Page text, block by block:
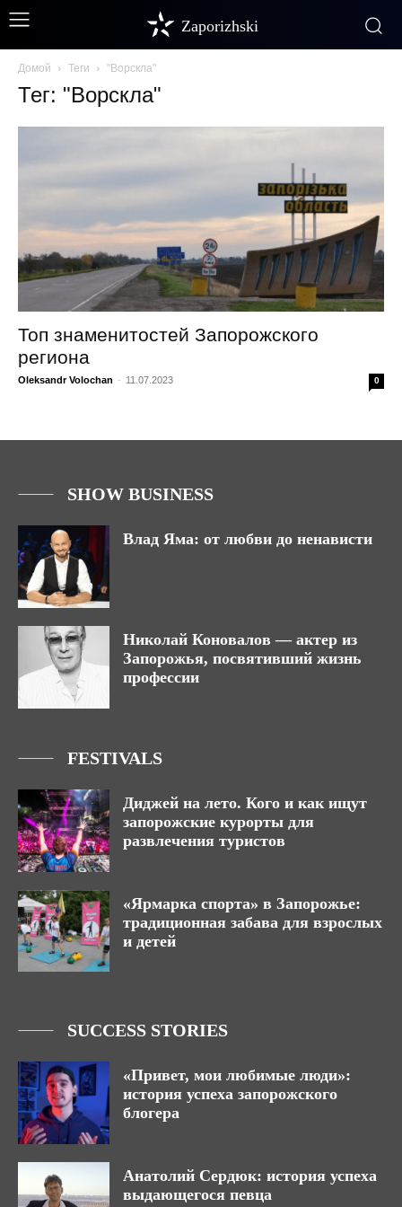
Zaporizhski
Домой Теги "Ворскла"
Тег: "Ворскла"
Топ знаменитостей Запорожского
региона
Oleksandr Volochan - 11.07.2023 0
SHOW BUSINESS
Влад Яма: от любви до ненависти
Николай Коновалов — актер из
Запорожья, посвятивший жизнь
профессии
FESTIVALS
Диджей на лето. Кого и как ищут
запорожские курорты для
развлечения туристов
«Ярмарка спорта» в Запорожье:
традиционная забава для взрослых
и детей
SUCCESS STORIES
«Привет, мои любимые люди»:
история успеха запорожского
блогера
Анатолий Сердюк: история успеха
выдающегося певца